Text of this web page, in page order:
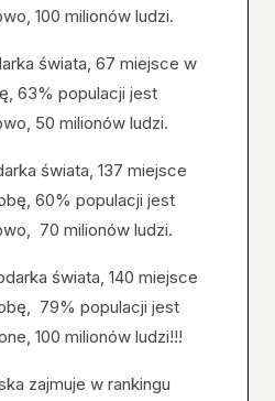
100 milionów ludzi.
świata, 67 miejsce w
63% populacji jest
50 milionów ludzi.
świata, 137 miejsce
60% populacji jest
70 milionów ludzi.
świata, 140 miejsce
79% populacji jest
100 milionów ludzi!!!
zajmuje w rankingu